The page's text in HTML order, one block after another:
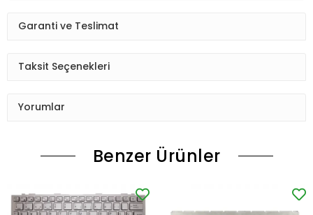
Garanti ve Teslimat
Taksit Seçenekleri
Yorumlar
Benzer Ürünler